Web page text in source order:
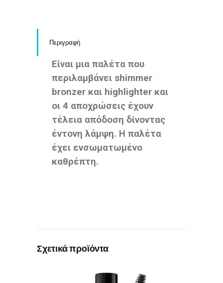
Περιγραφή
Είναι μια παλέτα που
περιλαμβάνει shimmer
bronzer και highlighter και
οι 4 αποχρώσεις έχουν
τέλεια απόδοση δίνοντας
έντονη λάμψη. Η παλέτα
έχει ενσωματωμένο
καθρέπτη.
Σχετικά προϊόντα